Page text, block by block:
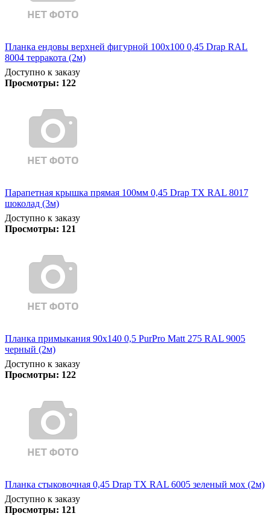
Планка ендовы верхней фигурной 100x100 0,45 Drap RAL
8004 терракота (2м)
Доступно к заказу
Просмотры: 122
Парапетная крышка прямая 100мм 0,45 Drap TX RAL 8017
шоколад (3м)
Доступно к заказу
Просмотры: 121
Планка примыкания 90х140 0,5 PurPro Matt 275 RAL 9005
черный (2м)
Доступно к заказу
Просмотры: 122
Планка стыковочная 0,45 Drap TX RAL 6005 зеленый мох (2м)
Доступно к заказу
Просмотры: 121